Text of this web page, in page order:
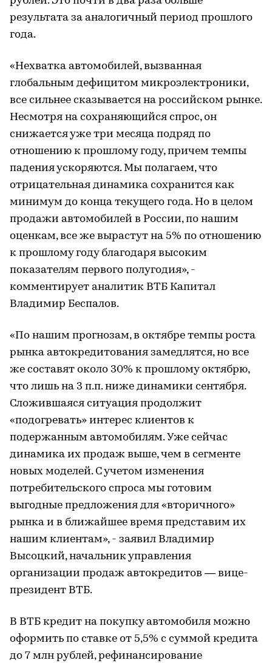
результата за аналогичный период прошлого
года.
«Нехватка автомобилей, вызванная
глобальным дефицитом микроэлектроники,
все сильнее сказывается на российском рынке.
Несмотря на сохраняющийся спрос, он
снижается уже три месяца подряд по
отношению к прошлому году, причем темпы
падения ускоряются. Мы полагаем, что
отрицательная динамика сохранится как
минимум до конца текущего года. Но в целом
продажи автомобилей в России, по нашим
оценкам, все же вырастут на 5% по отношению
к прошлому году благодаря высоким
показателям первого полугодия», -
комментирует аналитик ВТБ Капитал
Владимир Беспалов.
«По нашим прогнозам, в октябре темпы роста
рынка автокредитования замедлятся, но все
же составят около 30% к прошлому октябрю,
что лишь на 3 п.п. ниже динамики сентября.
Сложившаяся ситуация продолжит
«подогревать» интерес клиентов к
подержанным автомобилям. Уже сейчас
динамика их продаж выше, чем в сегменте
новых моделей. С учетом изменения
потребительского спроса мы готовим
выгодные предложения для «вторичного»
рынка и в ближайшее время представим их
нашим клиентам», - заявил Владимир
Высоцкий, начальник управления
организации продаж автокредитов — вице-
президент ВТБ.
В ВТБ кредит на покупку автомобиля можно
оформить по ставке от 5,5% с суммой кредита
до 7 млн рублей, рефинансирование